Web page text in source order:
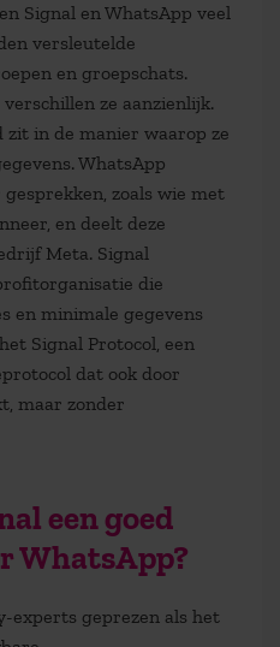
Signal en WhatsApp veel
versleutelde
en groepschats.
ze aanzienlijk.
in de manier waarop ze
WhatsApp
zoals wie met
en deelt deze
Meta. Signal
die
en minimale gegevens
Signal Protocol, een
dat ook door
maar zonder
een goed
WhatsApp?
experts geprezen als het